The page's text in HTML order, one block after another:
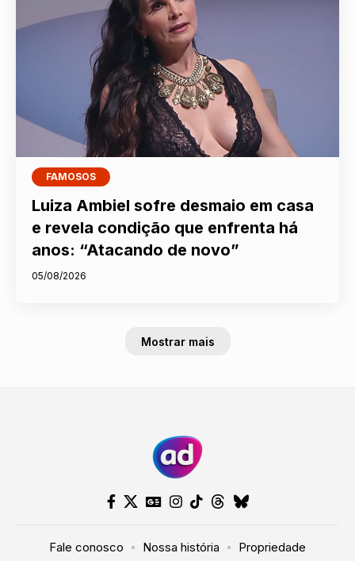
FAMOSOS
Luiza Ambiel sofre desmaio em casa
e revela condição que enfrenta há
anos: “Atacando de novo”
05/08/2026
Mostrar mais
Fale conosco Nossa história
Propriedade